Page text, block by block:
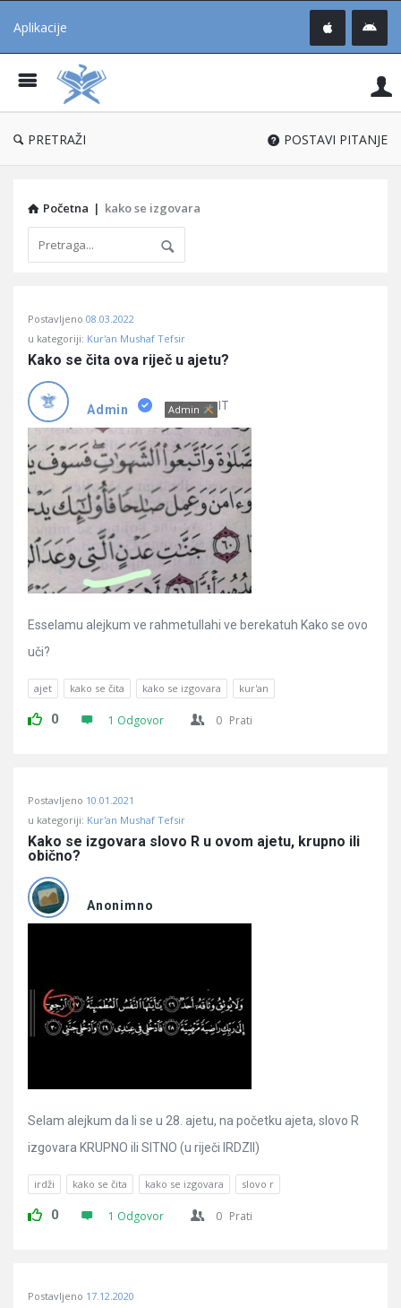
Aplikacije
®
PRETRAŽI POSTAVI PITANJE
Početna | kako se izgovara
Učene
Latest
Pitanja
Postavljeno 08.03.2022
u kategoriji: Kur'an Mushaf Tefsir
Kako se čita ova riječ u ajetu?
Admin Admin IT
Esselamu alejkum ve rahmetullahi ve berekatuh Kako se ovo
uči?
ajet kako se čita kako se izgovara kur'an
0 1 Odgovor 0 Prati
Postavljeno 10.01.2021
u kategoriji: Kur'an Mushaf Tefsir
Kako se izgovara slovo R u ovom ajetu, krupno ili
obično?
Anonimno
Selam alejkum da li se u 28. ajetu, na početku ajeta, slovo R
izgovara KRUPNO ili SITNO (u riječi IRDZII)
irdži kako se čita kako se izgovara slovo r
0 1 Odgovor 0 Prati
Postavljeno 17.12.2020